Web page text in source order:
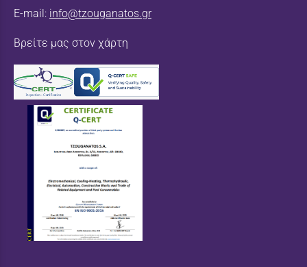
E-mail: info@tzouganatos.gr
Βρείτε μας στον χάρτη